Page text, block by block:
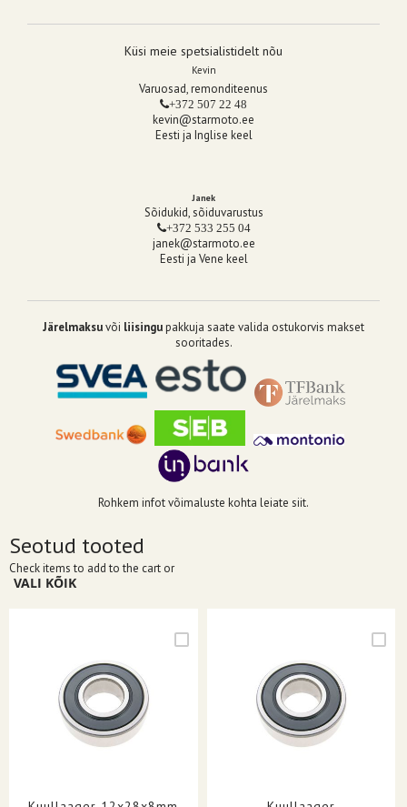
Küsi meie spetsialistidelt nõu
Kevin
Varuosad, remonditeenus
+372 507 22 48
kevin@starmoto.ee
Eesti ja Inglise keel
Janek
Sõidukid, sõiduvarustus
+372 533 255 04
janek@starmoto.ee
Eesti ja Vene keel
Järelmaksuvõi liisingupakkuja saate valida ostukorvis makset
sooritades.
Rohkem infot võimaluste kohta leiate siit.
Seotud tooted
Check items to add to the cart or
VALI KÕIK